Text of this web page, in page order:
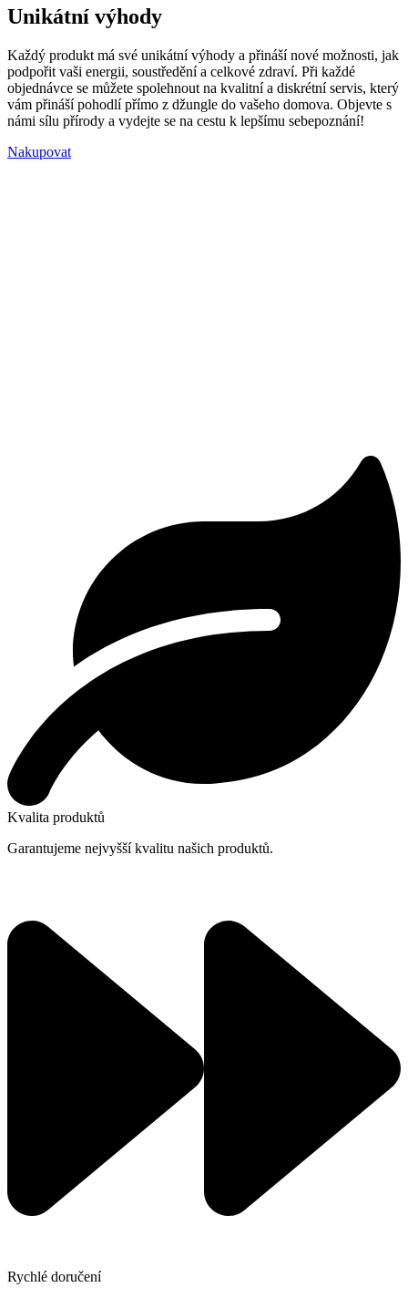
Unikátní výhody
Každý produkt má své unikátní výhody a přináší nové možnosti, jak
podpořit vaši energii, soustředění a celkové zdraví. Při každé
objednávce se můžete spolehnout na kvalitní a diskrétní servis, který
vám přináší pohodlí přímo z džungle do vašeho domova. Objevte s
námi sílu přírody a vydejte se na cestu k lepšímu sebepoznání!
Nakupovat
Kvalita produktů
Garantujeme nejvyšší kvalitu našich produktů.
Rychlé doručení